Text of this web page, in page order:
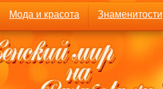
Мода и красота Знаменитости